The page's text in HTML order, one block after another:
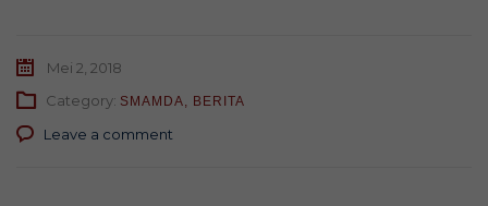
Mei 2, 2018
Category: SMAMDA, BERITA
Leave a comment